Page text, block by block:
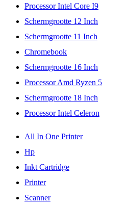
Processor Intel Core I9
Schermgrootte 12 Inch
Schermgrootte 11 Inch
Chromebook
Schermgrootte 16 Inch
Processor Amd Ryzen 5
Schermgrootte 18 Inch
Processor Intel Celeron
All In One Printer
Hp
Inkt Cartridge
Printer
Scanner